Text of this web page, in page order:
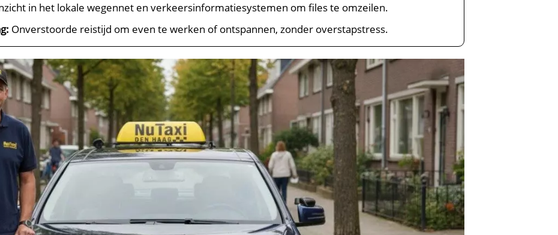
in het lokale wegennet en verkeersinformatiesystemen om files te omzeilen.
Onverstoorde reistijd om even te werken of ontspannen, zonder overstapstress.